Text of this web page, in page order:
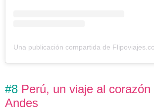
#8 Perú, un viaje al corazón
Andes